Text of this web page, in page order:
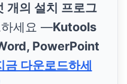
개의 설치 프로그
하세요 —Kutools
PowerPoint
금 다운로드하세